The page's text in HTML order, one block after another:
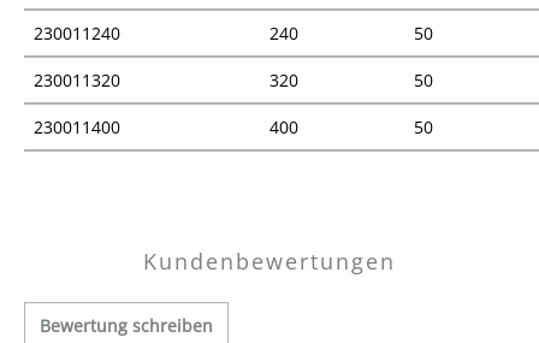
230011240 240 50
230011320 320 50
230011400 400 50
Kundenbewertungen
Bewertung schreiben